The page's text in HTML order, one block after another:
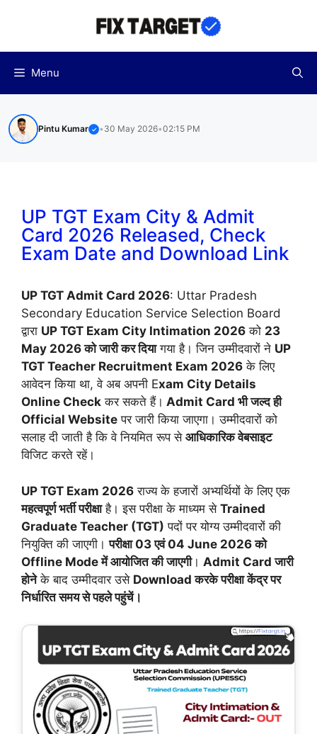
Menu
Pintu Kumar ✓ • 30 May 2026•02:15 PM
UP TGT Exam City & Admit
Card 2026 Released, Check
Exam Date and Download Link
UP TGT Admit Card 2026: Uttar Pradesh
Secondary Education Service Selection Board
द्वारा UP TGT Exam City Intimation 2026 को 23
May 2026 को जारी कर दियागया है। जिन उम्मीदवारों ने UP
TGT Teacher Recruitment Exam 2026 के लिए
आवेदन किया था, वे अब अपनी Exam City Details
Online Check कर सकते हैं। Admit Card भी जल्द ही
Official Website पर जारी किया जाएगा। उम्मीदवारों को
सलाह दी जाती है कि वे नियमित रूप से आधिकारिक वेबसाइट
विजिट करते रहें।
UP TGT Exam 2026 राज्य के हजारों अभ्यर्थियों के लिए एक
महत्वपूर्ण भर्ती परीक्षाहै। इस परीक्षा के माध्यम से Trained
Graduate Teacher (TGT) पदों पर योग्य उम्मीदवारों की
नियुक्ति की जाएगी।परीक्षा 03 एवं 04 June 2026 को
Offline Mode में आयोजित की जाएगी। Admit Card जारी
होनेके बाद उम्मीदवार उसे Download करके परीक्षा केंद्र पर
निर्धारित समय से पहले पहुंचें।